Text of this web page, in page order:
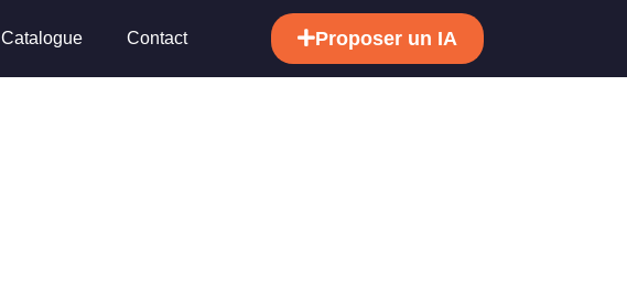
Catalogue Contact Proposer un IA